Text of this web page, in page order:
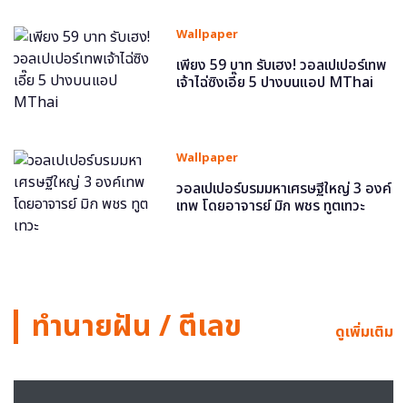
Wallpaper
เพียง 59 บาท รับเฮง! วอลเปเปอร์เทพ
เจ้าไฉ่ซิงเอี๊ย 5 ปางบนแอป MThai
Wallpaper
วอลเปเปอร์บรมมหาเศรษฐีใหญ่ 3 องค์
เทพ โดยอาจารย์ มิก พชร ทูตเทวะ
ทำนายฝัน / ตีเลข ดูเพิ่มเติม